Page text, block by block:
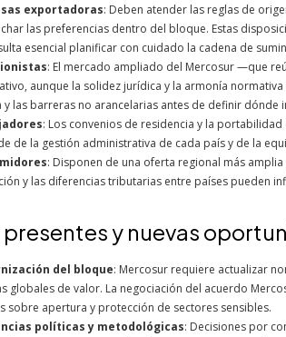
exportadoras: Deben atender las reglas de
las preferencias dentro del bloque. Estas
esencial planificar con cuidado la cadena de
: El mercado ampliado del Mercosur —que
aunque la solidez jurídica y la armonía
y las barreras no arancelarias antes de definir dónde
: Los convenios de residencia y la
de la gestión administrativa de cada país y de la
: Disponen de una oferta regional más
y las diferencias tributarias entre países pueden
presentes y nuevas
del bloque: Mercosur requiere actualizar
globales de valor. La negociación del acuerdo
sobre apertura y protección de sectores sensibles.
políticas y metodológicas: Decisiones por